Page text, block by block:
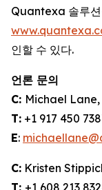
Quantexa 솔루션
인할 수 있다.
언론 문의
C: Michael
T: +1 917 450
E:
C: Kristen